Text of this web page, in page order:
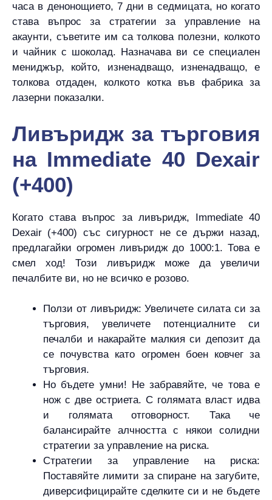
часа в денонощието, 7 дни в седмицата, но когато
става въпрос за стратегии за управление на
акаунти, съветите им са толкова полезни, колкото
и чайник с шоколад. Назначава ви се специален
мениджър, който, изненадващо, изненадващо, е
толкова отдаден, колкото котка във фабрика за
лазерни показалки.
Ливъридж за търговия
на Immediate 40 Dexair
(+400)
Когато става въпрос за ливъридж, Immediate 40
Dexair (+400) със сигурност не се държи назад,
предлагайки огромен ливъридж до 1000:1. Това е
смел ход! Този ливъридж може да увеличи
печалбите ви, но не всичко е розово.
Ползи от ливъридж: Увеличете силата си за
търговия, увеличете потенциалните си
печалби и накарайте малкия си депозит да
се почувства като огромен боен ковчег за
търговия.
Но бъдете умни! Не забравяйте, че това е
нож с две остриета. С голямата власт идва
и голямата отговорност. Така че
балансирайте алчността с някои солидни
стратегии за управление на риска.
Стратегии за управление на риска:
Поставяйте лимити за спиране на загубите,
диверсифицирайте сделките си и не бъдете